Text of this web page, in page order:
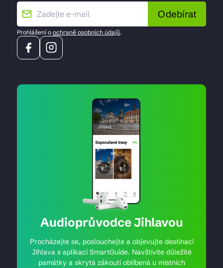
Odebírat
Prohlášení o ochraně osobních údajů.
Audioprůvodce Jihlavou
Procházejte se, poslouchejte a objevujte destinaci
Jihlava s aplikací SmartGuide. Navštívíte důležité
památky a skrytá zákoutí oblíbená u místních